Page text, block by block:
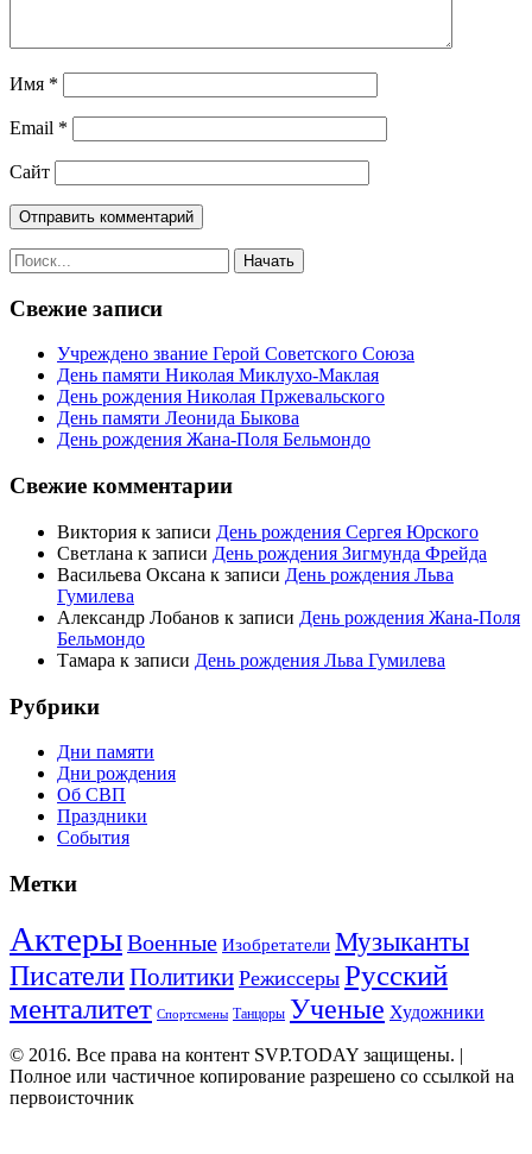
Имя *
Email *
Сайт
Свежие записи
Учреждено звание Герой Советского Союза
День памяти Николая Миклухо-Маклая
День рождения Николая Пржевальского
День памяти Леонида Быкова
День рождения Жана-Поля Бельмондо
Свежие комментарии
Виктория к записи День рождения Сергея Юрского
Светлана к записи День рождения Зигмунда Фрейда
Васильева Оксана к записи День рождения Льва
Гумилева
Александр Лобанов к записи День рождения Жана-Поля
Бельмондо
Тамара к записи День рождения Льва Гумилева
Рубрики
Дни памяти
Дни рождения
Об СВП
Праздники
События
Метки
АктерыВоенные Изобретатели Музыканты
ПисателиПолитики Режиссеры Русский
менталитет Спортсмены Танцоры Ученые Художники
© 2016. Все права на контент SVP.TODAY защищены. |
Полное или частичное копирование разрешено со ссылкой на
первоисточник